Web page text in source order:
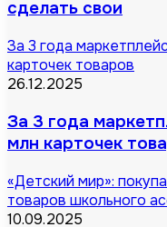
сделать свои
За 3 года
карточек товаров
26.12.2025
За 3 года
млн карточек
«Детский мир»:
товаров школьного
10.09.2025